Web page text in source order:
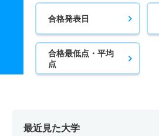
合格発表日
合格最低点・平均
点
最近見た大学